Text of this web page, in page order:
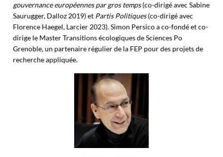
gouvernance européennes par gros temps(co-dirigé avec Sabine
Saurugger, Dalloz 2019) et Partis Politiques(co-dirigé avec
Florence Haegel, Larcier 2023). Simon Persico a co-fondé et co-
dirige le Master Transitions écologiques de Sciences Po
Grenoble, un partenaire régulier de la FEP pour des projets de
recherche appliquée.